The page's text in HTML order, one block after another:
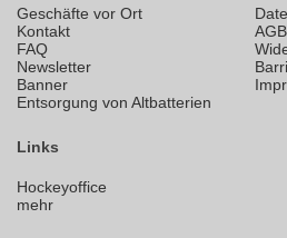
Geschäfte vor Ort
Kontakt
FAQ
Newsletter
Banner
Entsorgung von Altbatterien
AGB
Links
Hockeyoffice
mehr